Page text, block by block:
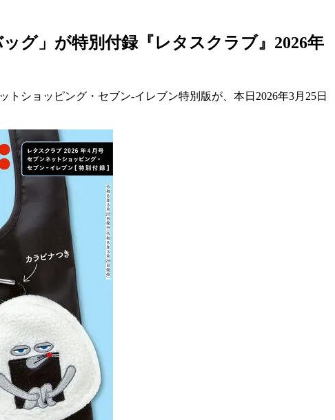
グ」が特別付録『レタスクラブ』2026年
ショッピング・セブン-イレブン特別版が、本日2026年3月25日